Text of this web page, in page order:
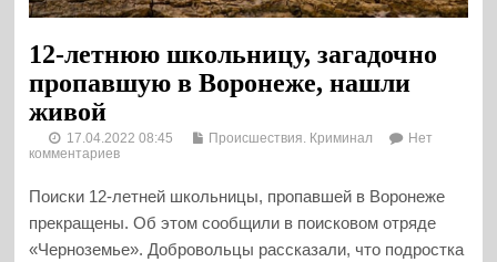
12-летнюю школьницу, загадочно
пропавшую в Воронеже, нашли
живой
17.04.2022 08:45 Происшествия. Криминал
Нет
комментариев
Поиски 12-летней школьницы, пропавшей в Воронеже
прекращены. Об этом сообщили в поисковом отряде
«Черноземье». Добровольцы рассказали, что подростка